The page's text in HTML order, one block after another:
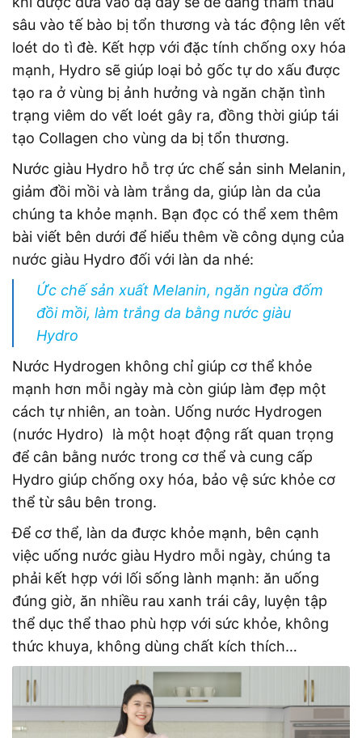
sâu vào tế bào bị tổn thương và tác động lên vết
loét do tì đè. Kết hợp với đặc tính chống oxy hóa
mạnh, Hydro sẽ giúp loại bỏ gốc tự do xấu được
tạo ra ở vùng bị ảnh hưởng và ngăn chặn tình
trạng viêm do vết loét gây ra, đồng thời giúp tái
tạo Collagen cho vùng da bị tổn thương.
Nước giàu Hydro hỗ trợ ức chế sản sinh Melanin,
giảm đồi mồi và làm trắng da, giúp làn da của
chúng ta khỏe mạnh. Bạn đọc có thể xem thêm
bài viết bên dưới để hiểu thêm về công dụng của
nước giàu Hydro đối với làn da nhé:
Ức chế sản xuất Melanin, ngăn ngừa đốm
đồi mồi, làm trắng da bằng nước giàu
Hydro
Nước Hydrogen không chỉ giúp cơ thể khỏe
mạnh hơn mỗi ngày mà còn giúp làm đẹp một
cách tự nhiên, an toàn. Uống nước Hydrogen
(nước Hydro) là một hoạt động rất quan trọng
để cân bằng nước trong cơ thể và cung cấp
Hydro giúp chống oxy hóa, bảo vệ sức khỏe cơ
thể từ sâu bên trong.
Để cơ thể, làn da được khỏe mạnh, bên cạnh
việc uống nước giàu Hydro mỗi ngày, chúng ta
phải kết hợp với lối sống lành mạnh: ăn uống
đúng giờ, ăn nhiều rau xanh trái cây, luyện tập
thể dục thể thao phù hợp với sức khỏe, không
thức khuya, không dùng chất kích thích…